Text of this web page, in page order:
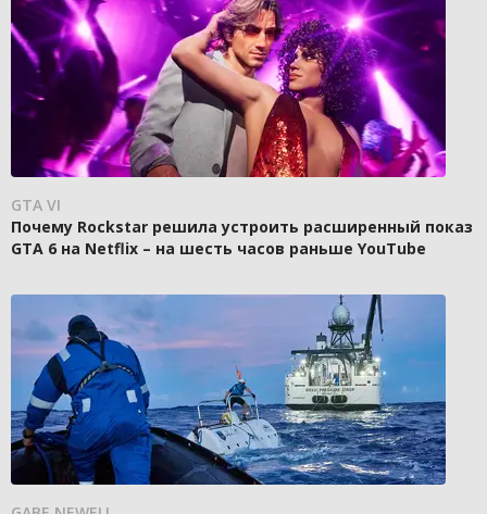
GTA VI
Почему Rockstar решила устроить расширенный показ
GTA 6 на Netflix – на шесть часов раньше YouTube